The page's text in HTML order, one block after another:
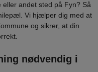
andet sted på Fyn? Så
Vi hjælper dig med at
og sikrer, at din
nødvendig i